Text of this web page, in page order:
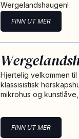
Wergelandshaugen!
FINN UT MER
Hjertelig velkommen
klassisistisk
mikrohus og
FINN UT MER